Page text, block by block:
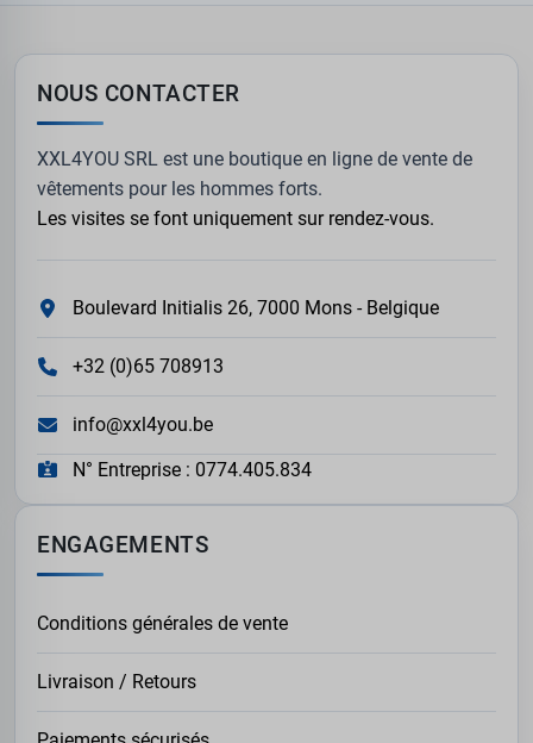
NOUS CONTACTER
XXL4YOU SRL est une boutique en ligne de vente de
vêtements pour les hommes forts.
Les visites se font uniquement sur rendez-vous.
Boulevard Initialis 26, 7000 Mons - Belgique
+32 (0)65 708913
info@xxl4you.be
N° Entreprise : 0774.405.834
ENGAGEMENTS
Conditions générales de vente
Livraison / Retours